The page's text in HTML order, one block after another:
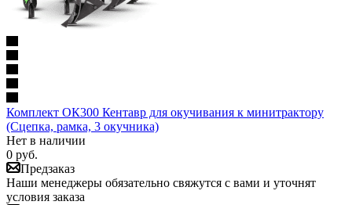
Комплект ОК300 Кентавр для окучивания к минитрактору
(Сцепка, рамка, 3 окучника)
Нет в наличии
0 руб.
Предзаказ
Наши менеджеры обязательно свяжутся с вами и уточнят
условия заказа